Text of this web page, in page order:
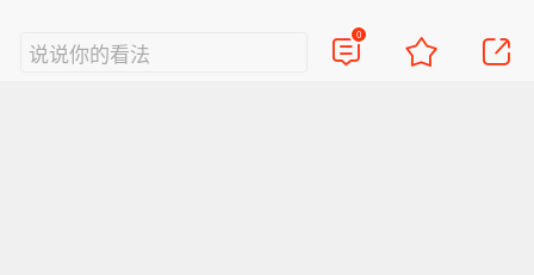
说说你的看法
0